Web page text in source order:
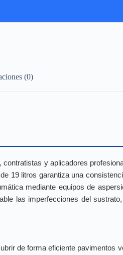
(0)
y aplicadores
19 litros garantiza una
mediante equipos de
las imperfecciones del
de forma eficiente pavimentos